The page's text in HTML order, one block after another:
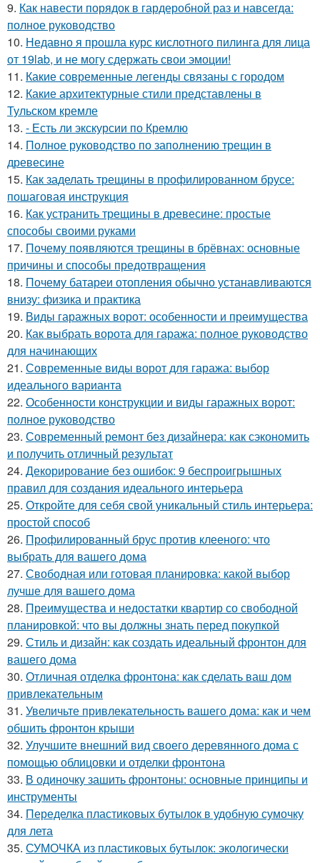
9. Как навести порядок в гардеробной раз и навсегда:
полное руководство
10. Недавно я прошла курс кислотного пилинга для лица
от 19lab, и не могу сдержать свои эмоции!
11. Какие современные легенды связаны с городом
12. Какие архитектурные стили представлены в
Тульском кремле
13. - Есть ли экскурсии по Кремлю
14. Полное руководство по заполнению трещин в
древесине
15. Как заделать трещины в профилированном брусе:
пошаговая инструкция
16. Как устранить трещины в древесине: простые
способы своими руками
17. Почему появляются трещины в брёвнах: основные
причины и способы предотвращения
18. Почему батареи отопления обычно устанавливаются
внизу: физика и практика
19. Виды гаражных ворот: особенности и преимущества
20. Как выбрать ворота для гаража: полное руководство
для начинающих
21. Современные виды ворот для гаража: выбор
идеального варианта
22. Особенности конструкции и виды гаражных ворот:
полное руководство
23. Современный ремонт без дизайнера: как сэкономить
и получить отличный результат
24. Декорирование без ошибок: 9 беспроигрышных
правил для создания идеального интерьера
25. Откройте для себя свой уникальный стиль интерьера:
простой способ
26. Профилированный брус против клееного: что
выбрать для вашего дома
27. Свободная или готовая планировка: какой выбор
лучше для вашего дома
28. Преимущества и недостатки квартир со свободной
планировкой: что вы должны знать перед покупкой
29. Стиль и дизайн: как создать идеальный фронтон для
вашего дома
30. Отличная отделка фронтона: как сделать ваш дом
привлекательным
31. Увеличьте привлекательность вашего дома: как и чем
обшить фронтон крыши
32. Улучшите внешний вид своего деревянного дома с
помощью облицовки и отделки фронтона
33. В одиночку зашить фронтоны: основные принципы и
инструменты
34. Переделка пластиковых бутылок в удобную сумочку
для лета
35. СУМОЧКА из пластиковых бутылок: экологически